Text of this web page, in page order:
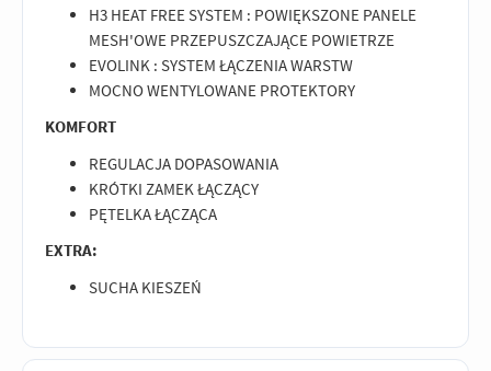
H3 HEAT FREE SYSTEM : POWIĘKSZONE PANELE
MESH'OWE PRZEPUSZCZAJĄCE POWIETRZE
EVOLINK : SYSTEM ŁĄCZENIA WARSTW
MOCNO WENTYLOWANE PROTEKTORY
KOMFORT
REGULACJA DOPASOWANIA
KRÓTKI ZAMEK ŁĄCZĄCY
PĘTELKA ŁĄCZĄCA
EXTRA:
SUCHA KIESZEŃ